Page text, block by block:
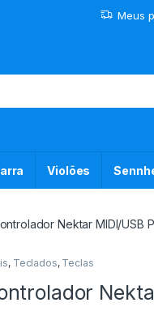
Meus
Violões
Nektar MIDI/USB
, Teclados, Teclas